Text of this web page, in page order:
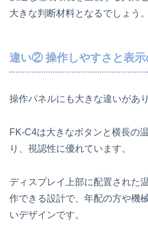
大きな判断材料となるでしょう。
違い② 操作しやすさと表示
操作パネルにも大きな違いがあり
FK‑C4は大きなボタンと横長の
り、視認性に優れています。
ディスプレイ上部に配置された
作できる設計で、年配の方や機
いデザインです。